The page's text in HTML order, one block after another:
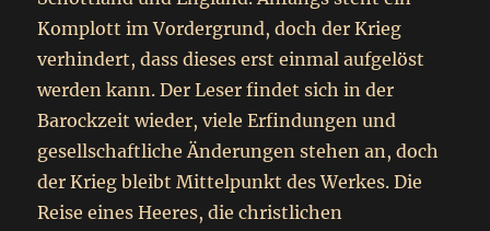
Komplott im Vordergrund, doch der Krieg
verhindert, dass dieses erst einmal aufgelöst
werden kann. Der Leser findet sich in der
Barockzeit wieder, viele Erfindungen und
gesellschaftliche Änderungen stehen an, doch
der Krieg bleibt Mittelpunkt des Werkes. Die
Reise eines Heeres, die christlichen